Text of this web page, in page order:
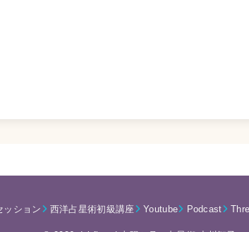
ッション 西洋占星術初級講座 Youtube Podcast